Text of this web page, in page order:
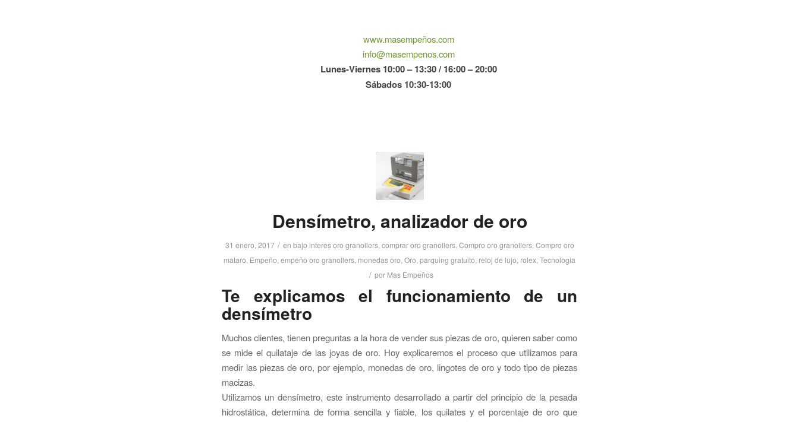
www.masempeños.com
info@masempenos.com
Lunes-Viernes 10:00 – 13:30 / 16:00 – 20:00
Sábados 10:30-13:00
Densímetro, analizador de oro
31 enero, 2017 / en bajo interes oro granollers, comprar oro granollers, Compro oro granollers, Compro oro
mataro, Empeño, empeño oro granollers, monedas oro, Oro, parquing gratuito, reloj de lujo, rolex, Tecnologia
/ por Mas Empeños
Te explicamos el funcionamiento de un
densímetro
Muchos clientes, tienen preguntas a la hora de vender sus piezas de oro, quieren saber como
se mide el quilataje de las joyas de oro. Hoy explicaremos el proceso que utilizamos para
medir las piezas de oro, por ejemplo, monedas de oro, lingotes de oro y todo tipo de piezas
macizas.
Utilizamos un densímetro, este instrumento desarrollado a partir del principio de la pesada
hidrostática, determina de forma sencilla y fiable, los quilates y el porcentaje de oro que